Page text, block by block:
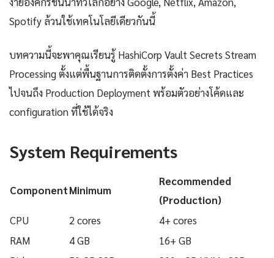
Spotify ล้วนใช้เทคโนโลยีเดียวกันนี้
บทความนี้จะพาคุณเรียนรู้ HashiCorp Vault Secrets Stream
Processing ตั้งแต่พื้นฐานการติดตั้งการตั้งค่า Best Practices
ไปจนถึง Production Deployment พร้อมตัวอย่างโค้ดและ
configuration ที่ใช้ได้จริง
System Requirements
ComponentMinimum
Recommended
(Production)
CPU
2 cores
4+ cores
RAM
4 GB
16+ GB